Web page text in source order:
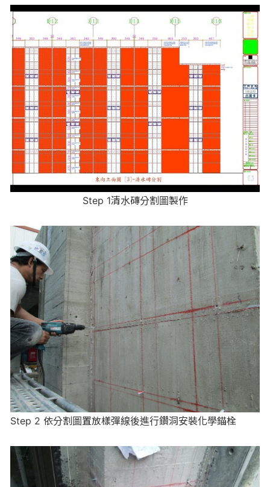
Step 1清水磚分割圖製作
Step 2 依分割圖置放樣彈線後進行鑽洞安裝化學錨栓